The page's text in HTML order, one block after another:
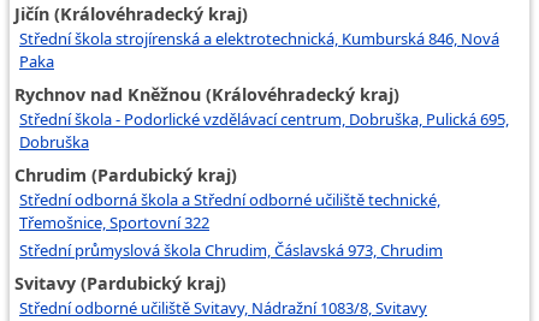
Jičín (Královéhradecký kraj)
Střední škola strojírenská a elektrotechnická, Kumburská 846, Nová
Paka
Rychnov nad Kněžnou (Královéhradecký kraj)
Střední škola - Podorlické vzdělávací centrum, Dobruška, Pulická 695,
Dobruška
Chrudim (Pardubický kraj)
Střední odborná škola a Střední odborné učiliště technické,
Třemošnice, Sportovní 322
Střední průmyslová škola Chrudim, Čáslavská 973, Chrudim
Svitavy (Pardubický kraj)
Střední odborné učiliště Svitavy, Nádražní 1083/8, Svitavy